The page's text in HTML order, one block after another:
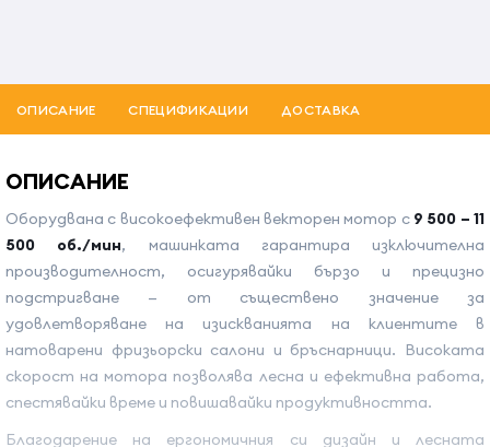
ОПИСАНИЕ СПЕЦИФИКАЦИИ ДОСТАВКА
ОПИСАНИЕ
Оборудвана с високоефективен векторен мотор с 9 500 – 11
500 об./мин, машинката гарантира изключителна
производителност, осигурявайки бързо и прецизно
подстригване — от съществено значение за
удовлетворяване на изискванията на клиентите в
натоварени фризьорски салони и бръснарници. Високата
скорост на мотора позволява лесна и ефективна работа,
спестявайки време и повишавайки продуктивността.
Благодарение на ергономичния си дизайн и лесната